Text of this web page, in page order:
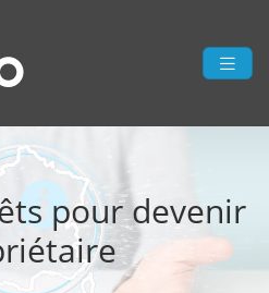
pour devenir